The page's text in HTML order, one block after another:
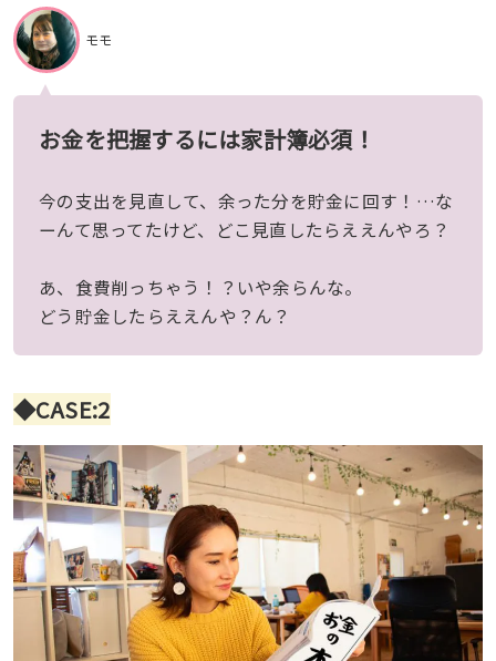
モモ
お金を把握するには家計簿必須！
今の支出を見直して、余った分を貯金に回す！…な
ーんて思ってたけど、どこ見直したらええんやろ？
あ、食費削っちゃう！？いや余らんな。
どう貯金したらええんや？ん？
◆CASE:2